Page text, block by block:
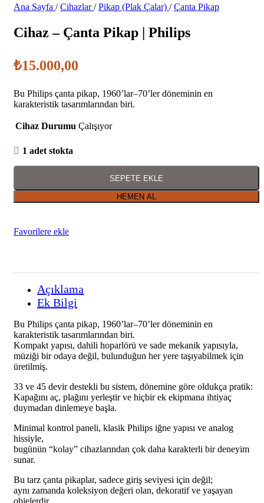
Ana Sayfa / Cihazlar/ Pikap (Plak Çalar) / Çanta Pikap
Cihaz – Çanta Pikap | Philips
₺15.000,00
Bu Philips çanta pikap, 1960’lar–70’ler döneminin en
karakteristik tasarımlarından biri.
Cihaz Durumu Çalışıyor
1 adet stokta
SEPETE EKLE
HEMEN AL
Favorilere ekle
Açıklama
Ek Bilgi
Bu Philips çanta pikap, 1960’lar–70’ler döneminin en
karakteristik tasarımlarından biri.
Kompakt yapısı, dahili hoparlörü ve sade mekanik yapısıyla,
müziği bir odaya değil, bulunduğun her yere taşıyabilmek için
üretilmiş.
33 ve 45 devir destekli bu sistem, dönemine göre oldukça pratik:
Kapağını aç, plağını yerleştir ve hiçbir ek ekipmana ihtiyaç
duymadan dinlemeye başla.
Minimal kontrol paneli, klasik Philips iğne yapısı ve analog
hissiyle,
bugünün “kolay” cihazlarından çok daha karakterli bir deneyim
sunar.
Bu tarz çanta pikaplar, sadece giriş seviyesi için değil;
aynı zamanda koleksiyon değeri olan, dekoratif ve yaşayan
objelerdir.